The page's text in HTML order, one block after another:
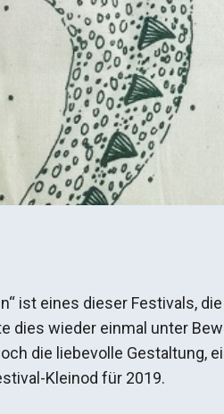
ist eines dieser Festivals,
dies wieder einmal unter
die liebevolle Gestaltung,
Kleinod für 2019.